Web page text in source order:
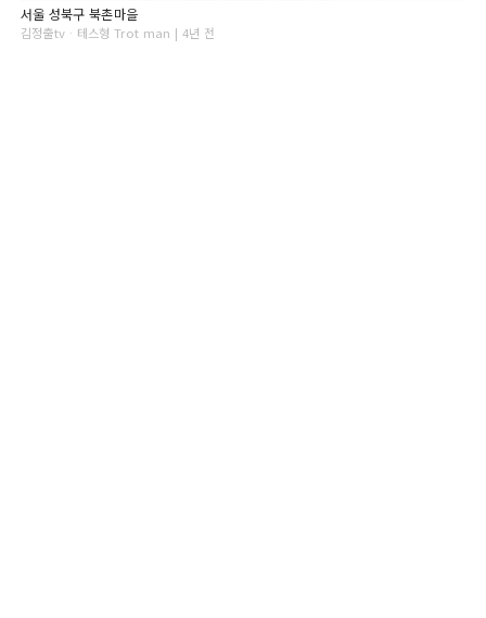
서울 성북구 북촌마을
김정출tvᆞ테스형 Trot man | 4년 전